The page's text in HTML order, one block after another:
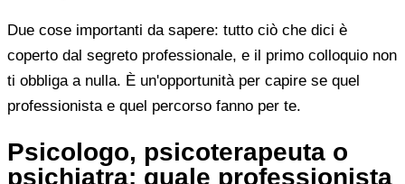
Due cose importanti da sapere: tutto ciò che dici è
coperto dal segreto professionale, e il primo colloquio non
ti obbliga a nulla. È un'opportunità per capire se quel
professionista e quel percorso fanno per te.
Psicologo, psicoterapeuta o
psichiatra: quale professionista